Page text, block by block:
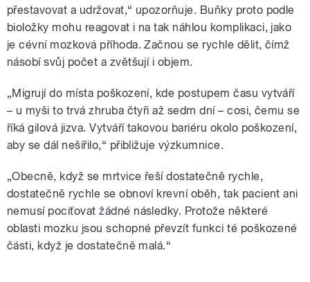
přestavovat a udržovat,“ upozorňuje. Buňky proto podle
bioložky mohu reagovat i na tak náhlou komplikaci, jako
je cévní mozková příhoda. Začnou se rychle dělit, čímž
násobí svůj počet a zvětšují i objem.
„Migrují do místa poškození, kde postupem času vytváří
– u myši to trvá zhruba čtyři až sedm dní – cosi, čemu se
říká gilová jizva. Vytváří takovou bariéru okolo poškození,
aby se dál nešířilo,“ přibližuje výzkumnice.
„Obecně, když se mrtvice řeší dostatečně rychle,
dostatečně rychle se obnoví krevní oběh, tak pacient ani
nemusí pociťovat žádné následky. Protože některé
oblasti mozku jsou schopné převzít funkci té poškozené
části, když je dostatečně malá.“